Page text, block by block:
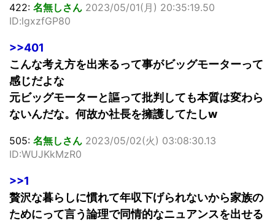
422: 名無しさん 2023/05/01(月) 20:35:19.50
ID:lgxzfGP80
>>401
こんな考え方を出来るって事がビッグモーターって
感じだよな
元ビッグモーターと謳って批判しても本質は変わら
ないんだな。何故か社長を擁護してたしw
505: 名無しさん 2023/05/02(火) 03:08:30.13
ID:WUJKkMzR0
>>1
贅沢な暮らしに慣れて年収下げられないから家族の
ためにって言う論理で同情的なニュアンスを出せる